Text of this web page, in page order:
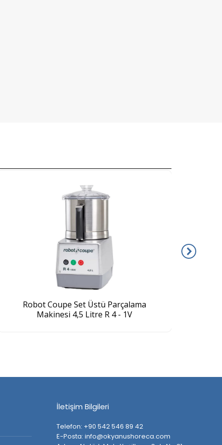
Robot Coupe Set Üstü Parçalama
Makinesi 4,5 Litre R 4 - 1V
İletişim Bilgileri
Telefon: +90 542 546 89 42
E-Posta: info@okyanushoreca.com